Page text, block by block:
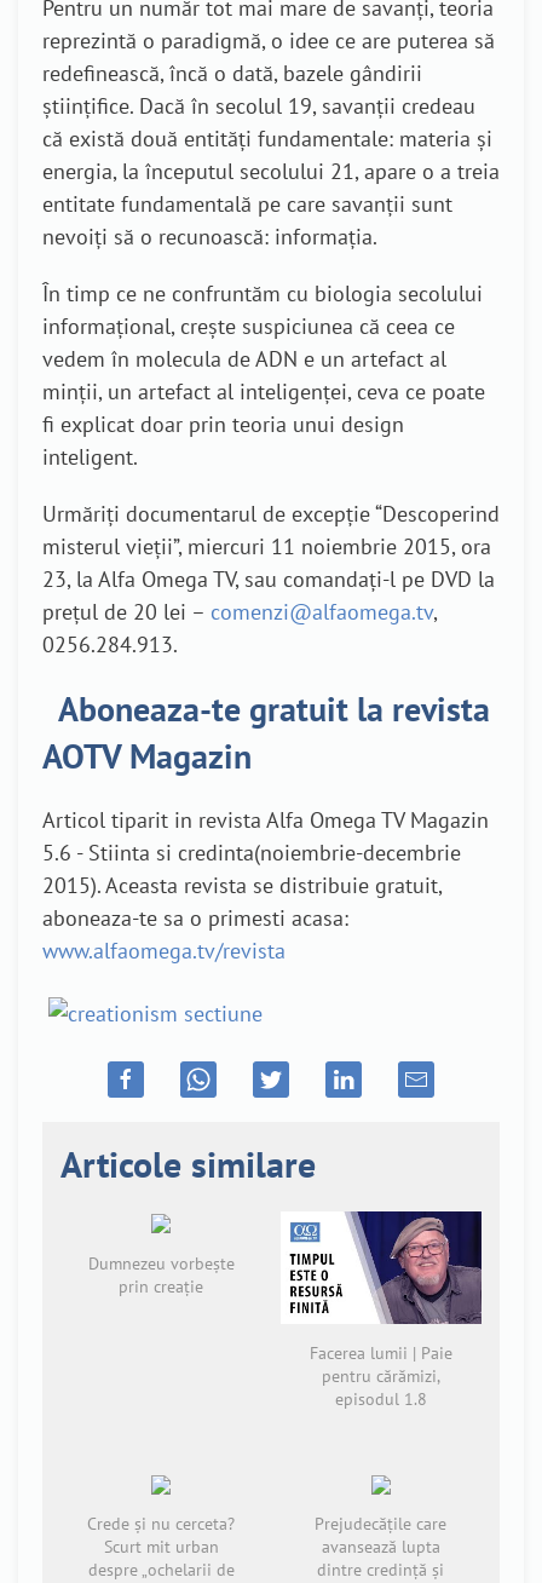
Pentru un număr tot mai mare de savanți, teoria
reprezintă o paradigmă, o idee ce are puterea să
redefinească, încă o dată, bazele gândirii
științifice. Dacă în secolul 19, savanții credeau
că există două entități fundamentale: materia și
energia, la începutul secolului 21, apare o a treia
entitate fundamentală pe care savanții sunt
nevoiți să o recunoască: informația.
În timp ce ne confruntăm cu biologia secolului
informațional, crește suspiciunea că ceea ce
vedem în molecula de ADN e un artefact al
minții, un artefact al inteligenței, ceva ce poate
fi explicat doar prin teoria unui design
inteligent.
Urmăriți documentarul de excepție “Descoperind
misterul vieții”, miercuri 11 noiembrie 2015, ora
23, la Alfa Omega TV, sau comandați-l pe DVD la
prețul de 20 lei – comenzi@alfaomega.tv,
0256.284.913.
Aboneaza-te gratuit la revista
AOTV Magazin
Articol tiparit in revista Alfa Omega TV Magazin
5.6 - Stiinta si credinta(noiembrie-decembrie
2015). Aceasta revista se distribuie gratuit,
aboneaza-te sa o primesti acasa:
www.alfaomega.tv/revista
Articole similare
Dumnezeu vorbește
prin creație
Facerea lumii | Paie
pentru cărămizi,
episodul 1.8
Crede și nu cerceta?
Scurt mit urban
despre „ochelarii de
Prejudecăţile care
avansează lupta
dintre credinţă și